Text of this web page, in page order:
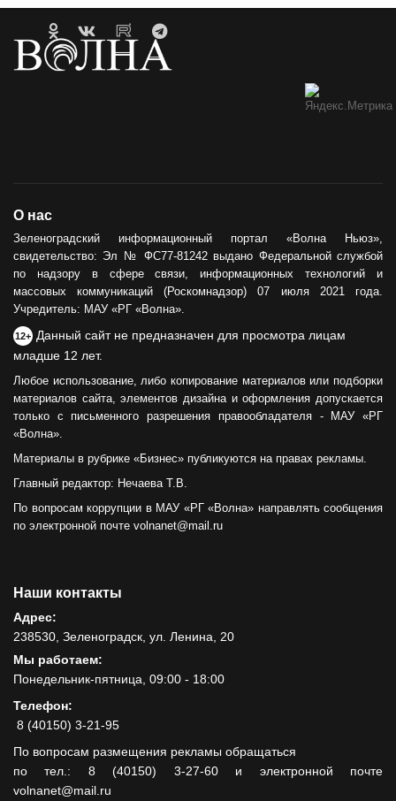
О нас
Зеленоградский информационный портал «Волна Ньюз»,
свидетельство: Эл № ФС77-81242 выдано Федеральной службой
по надзору в сфере связи, информационных технологий и
массовых коммуникаций (Роскомнадзор) 07 июля 2021 года.
Учредитель: МАУ «РГ «Волна».
12+ Данный сайт не предназначен для просмотра лицам
младше 12 лет.
Любое использование, либо копирование материалов или подборки
материалов сайта, элементов дизайна и оформления допускается
только с письменного разрешения правообладателя - МАУ «РГ
«Волна».
Материалы в рубрике «Бизнес» публикуются на правах рекламы.
Главный редактор: Нечаева Т.В.
По вопросам коррупции в МАУ «РГ «Волна» направлять сообщения
по электронной почте volnanet@mail.ru
Наши контакты
Адрес:
238530, Зеленоградск, ул. Ленина, 20
Мы работаем:
Понедельник-пятница, 09:00 - 18:00
Телефон:
8 (40150) 3-21-95
По вопросам размещения рекламы обращаться
по тел.: 8 (40150) 3-27-60 и электронной почте
volnanet@mail.ru